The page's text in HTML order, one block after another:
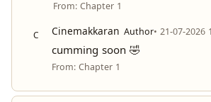
From: Chapter 1
C Cinemakkaran Author• 21-07-2026
cumming soon 🤣
From: Chapter 1